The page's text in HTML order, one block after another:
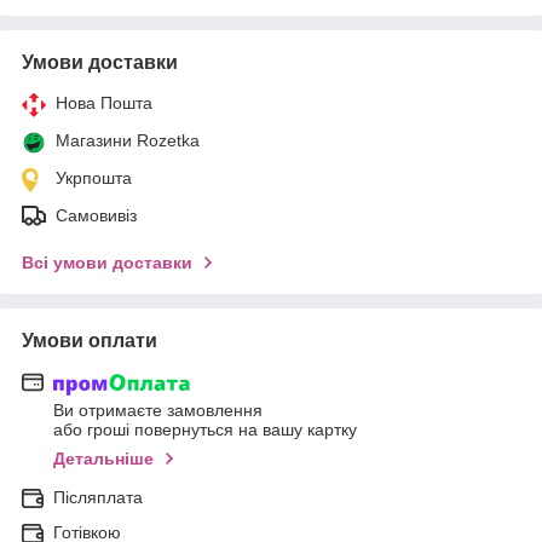
Умови доставки
Нова Пошта
Магазини Rozetka
Укрпошта
Самовивіз
Всі умови доставки
Умови оплати
Ви отримаєте замовлення
або гроші повернуться на вашу картку
Детальніше
Післяплата
Готівкою